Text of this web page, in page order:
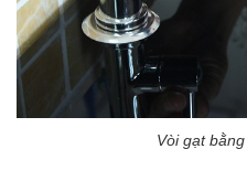
Vòi gạt